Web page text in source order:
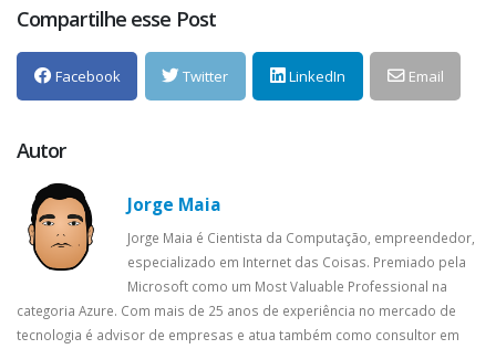
Compartilhe esse Post
Facebook Twitter LinkedIn Email
Autor
Jorge Maia
Jorge Maia é Cientista da Computação, empreendedor,
especializado em Internet das Coisas. Premiado pela
Microsoft como um Most Valuable Professional na
categoria Azure. Com mais de 25 anos de experiência no mercado de
tecnologia é advisor de empresas e atua também como consultor em